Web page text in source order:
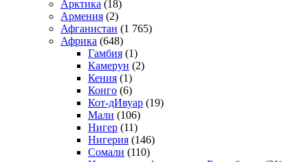
Арктика (18)
Армения (2)
Афганистан (1 765)
Африка (648)
Гамбия (1)
Камерун (2)
Кения (1)
Конго (6)
Кот-дИвуар (19)
Мали (106)
Нигер (11)
Нигерия (146)
Сомали (110)